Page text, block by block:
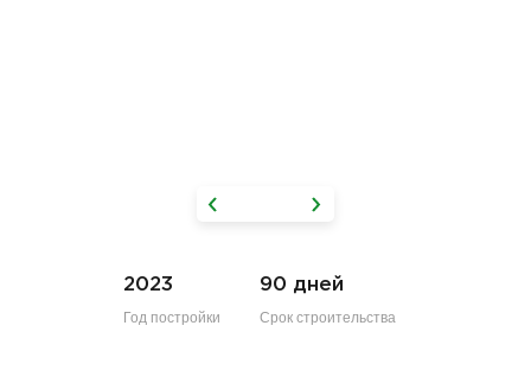
2023
Год постройки
90 дней
Срок строительства